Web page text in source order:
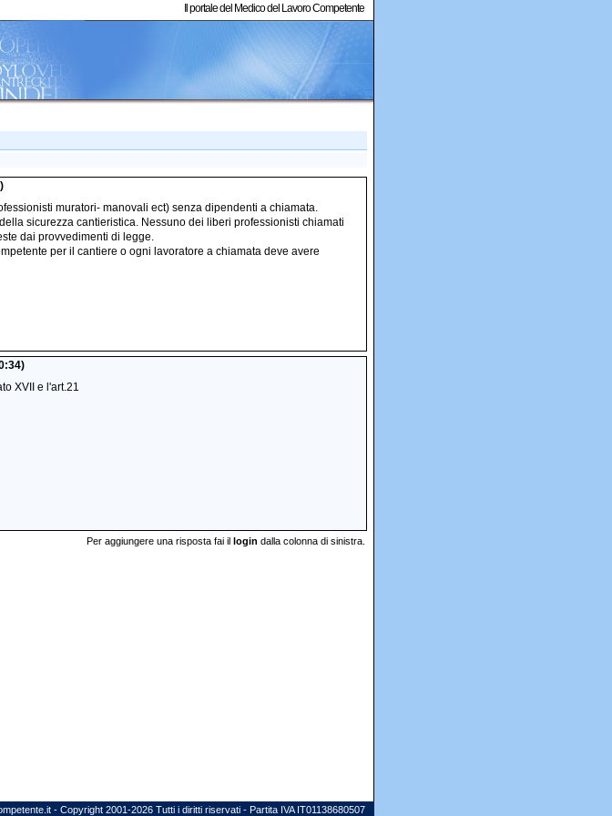
Il portale del Medico del Lavoro Competente
muratori- manovali ect) senza dipendenti a chiamata.
sicurezza cantieristica. Nessuno dei liberi professionisti chiamati
dai provvedimenti di legge.
per il cantiere o ogni lavoratore a chiamata deve avere
XVII e l'art.21
Per aggiungere una risposta fai il login dalla colonna di sinistra.
- Copyright 2001-2026 Tutti i diritti riservati - Partita IVA IT01138680507